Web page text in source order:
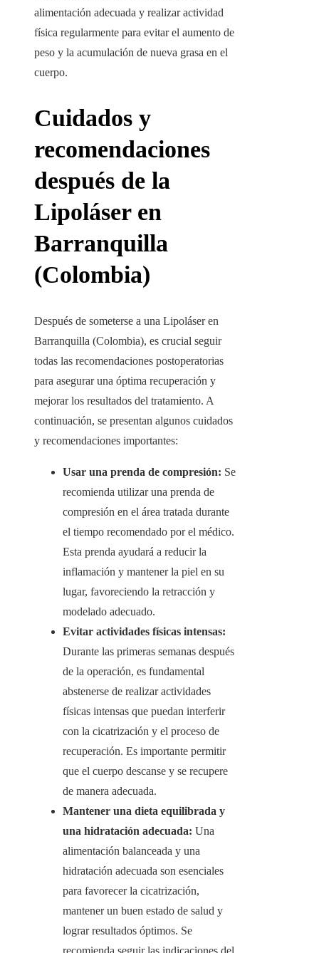
alimentación adecuada y realizar actividad
física regularmente para evitar el aumento de
peso y la acumulación de nueva grasa en el
cuerpo.
Cuidados y
recomendaciones
después de la
Lipoláser en
Barranquilla
(Colombia)
Después de someterse a una Lipoláser en
Barranquilla (Colombia), es crucial seguir
todas las recomendaciones postoperatorias
para asegurar una óptima recuperación y
mejorar los resultados del tratamiento. A
continuación, se presentan algunos cuidados
y recomendaciones importantes:
Usar una prenda de compresión: Se
recomienda utilizar una prenda de
compresión en el área tratada durante
el tiempo recomendado por el médico.
Esta prenda ayudará a reducir la
inflamación y mantener la piel en su
lugar, favoreciendo la retracción y
modelado adecuado.
Evitar actividades físicas intensas:
Durante las primeras semanas después
de la operación, es fundamental
abstenerse de realizar actividades
físicas intensas que puedan interferir
con la cicatrización y el proceso de
recuperación. Es importante permitir
que el cuerpo descanse y se recupere
de manera adecuada.
Mantener una dieta equilibrada y
una hidratación adecuada: Una
alimentación balanceada y una
hidratación adecuada son esenciales
para favorecer la cicatrización,
mantener un buen estado de salud y
lograr resultados óptimos. Se
recomienda seguir las indicaciones del